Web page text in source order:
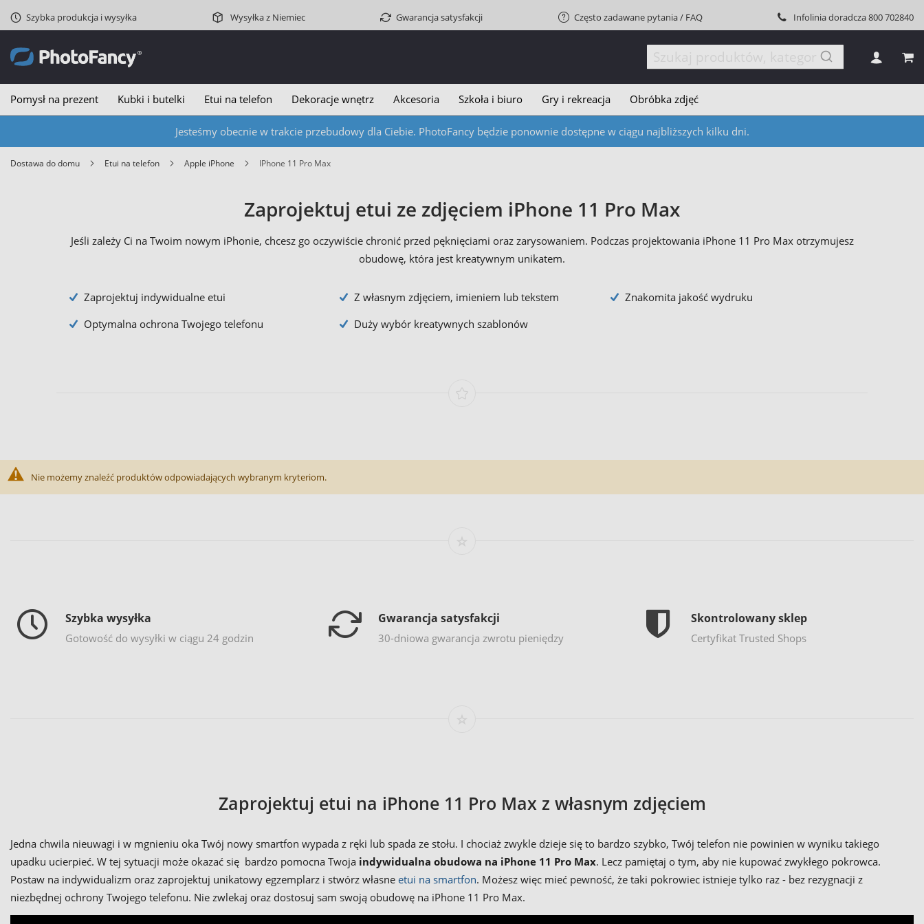
Szybka produkcja i wysyłka Wysyłka z Niemiec Gwarancja satysfakcji Często zadawane pytania / FAQ Infolinia doradcza800 702840
Pomysł na prezent Kubki i butelki Etui na telefon Dekoracje wnętrz Akcesoria Szkoła i biuro Gry i rekreacja Obróbka zdjęć
Jesteśmy obecnie w trakcie przebudowy dla Ciebie. PhotoFancy będzie ponownie dostępne w ciągu najbliższych kilku dni.
Dostawa do domu Etui na telefon Apple iPhone iPhone 11 Pro Max
Zaprojektuj etui ze zdjęciem iPhone 11 Pro Max
Jeśli zależy Ci na Twoim nowym iPhonie, chcesz go oczywiście chronić przed pęknięciami oraz zarysowaniem. Podczas projektowania iPhone 11 Pro Max otrzymujesz
obudowę, która jest kreatywnym unikatem.
Zaprojektuj indywidualne etui
Optymalna ochrona Twojego telefonu
Z własnym zdjęciem, imieniem lub tekstem
Duży wybór kreatywnych szablonów
Znakomita jakość wydruku
Nie możemy znaleźć produktów odpowiadających wybranym kryteriom.
Szybka wysyłka
Gotowość do wysyłki w ciągu 24 godzin
Gwarancja satysfakcji
30-dniowa gwarancja zwrotu pieniędzy
Skontrolowany sklep
Certyfikat Trusted Shops
Zaprojektuj etui na iPhone 11 Pro Max z własnym zdjęciem
Jedna chwila nieuwagi i w mgnieniu oka Twój nowy smartfon wypada z ręki lub spada ze stołu. I chociaż zwykle dzieje się to bardzo szybko, Twój telefon nie powinien w wyniku takiego
upadku ucierpieć. W tej sytuacji może okazać się bardzo pomocna Twoja indywidualna obudowa na iPhone 11 Pro Max. Lecz pamiętaj o tym, aby nie kupować zwykłego pokrowca.
Postaw na indywidualizm oraz zaprojektuj unikatowy egzemplarz i stwórz własne etui na smartfon. Możesz więc mieć pewność, że taki pokrowiec istnieje tylko raz - bez rezygnacji z
niezbędnej ochrony Twojego telefonu. Nie zwlekaj oraz dostosuj sam swoją obudowę na iPhone 11 Pro Max.